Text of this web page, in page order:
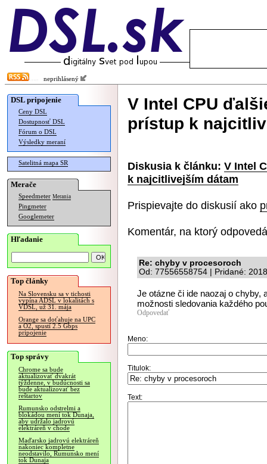
neprihlásený
DSL pripojenie
Ceny DSL
Dostupnosť DSL
Fórum o DSL
Výsledky meraní
Satelitná mapa SR
Merače
Speedmeter Merania
Pingmeter
Googlemeter
Hľadanie
Top články
Na Slovensku sa v tichosti
vypína ADSL v lokalitách s
VDSL, už 31. mája
Orange sa doťahuje na UPC
a O2, spustí 2.5 Gbps
pripojenie
Top správy
Chrome sa bude
aktualizovať dvakrát
týždenne, v budúcnosti sa
bude aktualizovať bez
reštartov
Rumunsko odstrelmi a
blokádou mení tok Dunaja,
aby udržalo jadrovú
elektráreň v chode
Maďarsko jadrovú elektráreň
nakoniec kompletne
neodstavilo, Rumunsko mení
tok Dunaja
V Intel CPU
prístup k
Diskusia k článku: V Intel
k najcitlivejším dátam
Prispievajte do diskusií ako
Komentár, na ktorý
Re: chyby v procesoroch
Od: 77556558754 | Pridané:
Je otázne či ide naozaj o chyby,
možnosti sledovania každého
Odpovedať
Meno:
Titulok:
Text: